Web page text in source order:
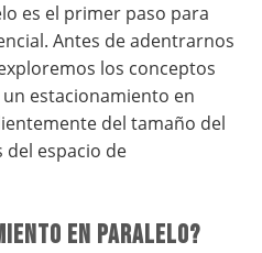
es el primer paso para
Antes de adentrarnos
los conceptos
estacionamiento en
del tamaño del
del espacio de
EN PARALELO?